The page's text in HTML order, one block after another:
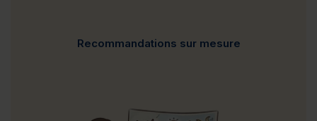
Recommandations sur mesure